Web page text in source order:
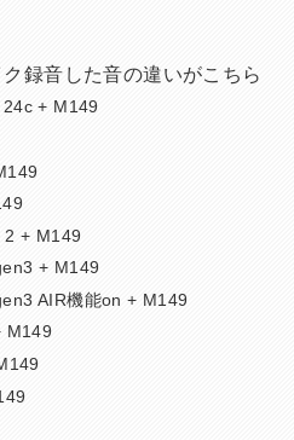
録音した音の違いがこちら
+ M149
2 + M149
+ M149
AIR機能on + M149
M149